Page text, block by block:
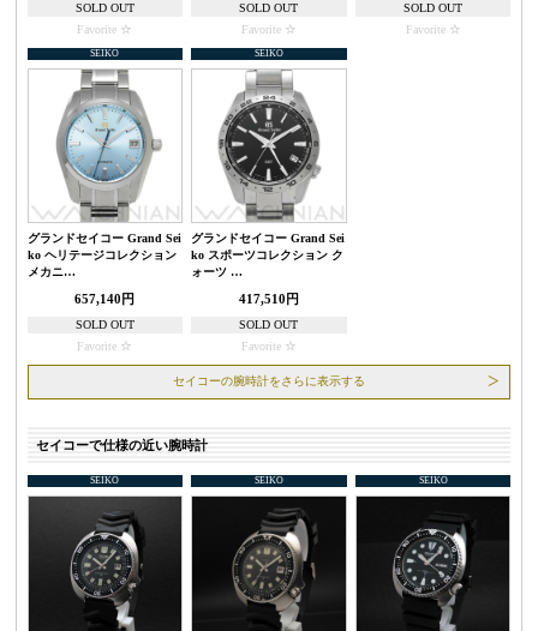
SOLD OUT
Favorite
SOLD OUT
Favorite
SOLD OUT
Favorite
SEIKO
グランドセイコー Grand Sei
ko ヘリテージコレクション
メカニ…
657,140円
SOLD OUT
Favorite
SEIKO
グランドセイコー Grand Sei
ko スポーツコレクション ク
ォーツ …
417,510円
SOLD OUT
Favorite
セイコーの腕時計をさらに表示する
セイコーで仕様の近い腕時計
SEIKO SEIKO SEIKO